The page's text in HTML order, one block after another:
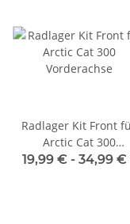
Radlager Kit Front
Arctic Cat 300
Vorderachse
19,99 € - 34,99 €